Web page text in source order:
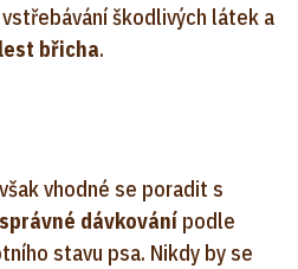
škodlivých látek a
břicha.
vhodné se poradit s
správné dávkování podle
stavu psa. Nikdy by se